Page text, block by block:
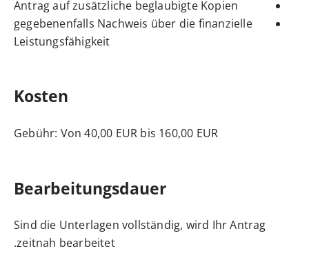
Antrag auf zusätzliche beglaubigte Kopien
gegebenenfalls Nachweis über die finanzielle
Leistungsfähigkeit
Kosten
Gebühr: Von 40,00 EUR bis 160,00 EUR
Bearbeitungsdauer
Sind die Unterlagen vollständig, wird Ihr Antrag
zeitnah bearbeitet.